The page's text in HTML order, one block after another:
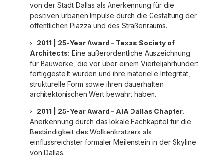
von der Stadt Dallas als Anerkennung für die
positiven urbanen Impulse durch die Gestaltung der
öffentlichen Piazza und des Straßenraums.
2011 | 25-Year Award - Texas Society of
Architects: Eine außerordentliche Auszeichnung
für Bauwerke, die vor über einem Vierteljahrhundert
fertiggestellt wurden und ihre materielle Integrität,
strukturelle Form sowie ihren dauerhaften
architektonischen Wert bewahrt haben.
2011 | 25-Year Award - AIA Dallas Chapter:
Anerkennung durch das lokale Fachkapitel für die
Beständigkeit des Wolkenkratzers als
einflussreichster formaler Meilenstein in der Skyline
von Dallas.